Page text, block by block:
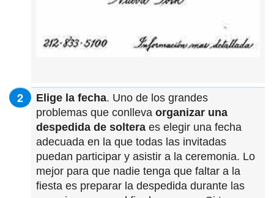
Elige la fecha. Uno de los grandes
problemas que conlleva organizar una
despedida de soltera es elegir una fecha
adecuada en la que todas las invitadas
puedan participar y asistir a la ceremonia. Lo
mejor para que nadie tenga que faltar a la
fiesta es preparar la despedida durante las